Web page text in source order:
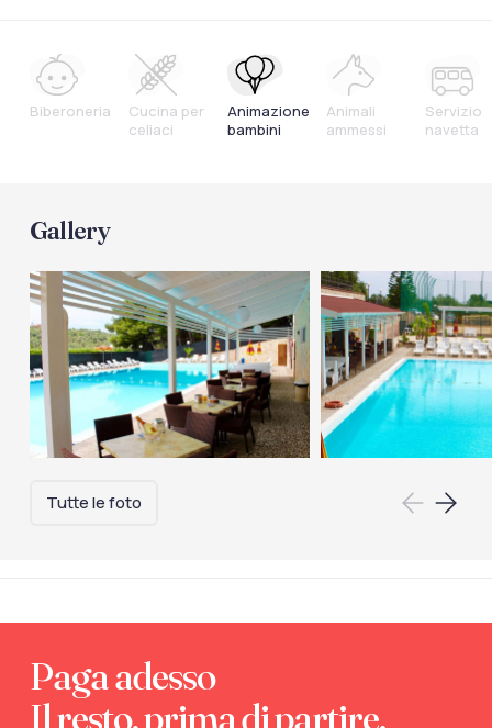
Biberoneria
Cucina per
celiaci
Animazione
bambini
Animali
ammessi
Servizio
navetta
Gallery
Tutte le foto
Paga adesso
Il resto, prima di partire.